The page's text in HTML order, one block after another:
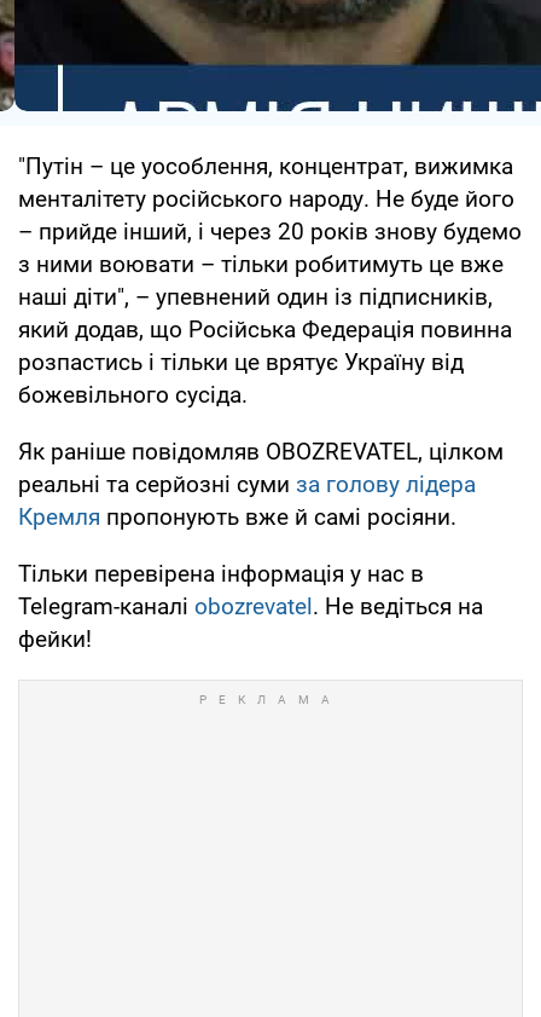
"Путін – це уособлення, концентрат, вижимка
менталітету російського народу. Не буде його
– прийде інший, і через 20 років знову будемо
з ними воювати – тільки робитимуть це вже
наші діти", – упевнений один із підписників,
який додав, що Російська Федерація повинна
розпастись і тільки це врятує Україну від
божевільного сусіда.
Як раніше повідомляв OBOZREVATEL, цілком
реальні та серйозні суми за голову лідера
Кремля пропонують вже й самі росіяни.
Тільки перевірена інформація у нас в
Telegram-каналі obozrevatel. Не ведіться на
фейки!